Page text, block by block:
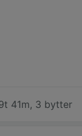
41m, 3 bytter